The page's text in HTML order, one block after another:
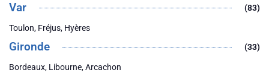
Var (83)
Toulon, Fréjus, Hyères
Gironde (33)
Bordeaux, Libourne, Arcachon